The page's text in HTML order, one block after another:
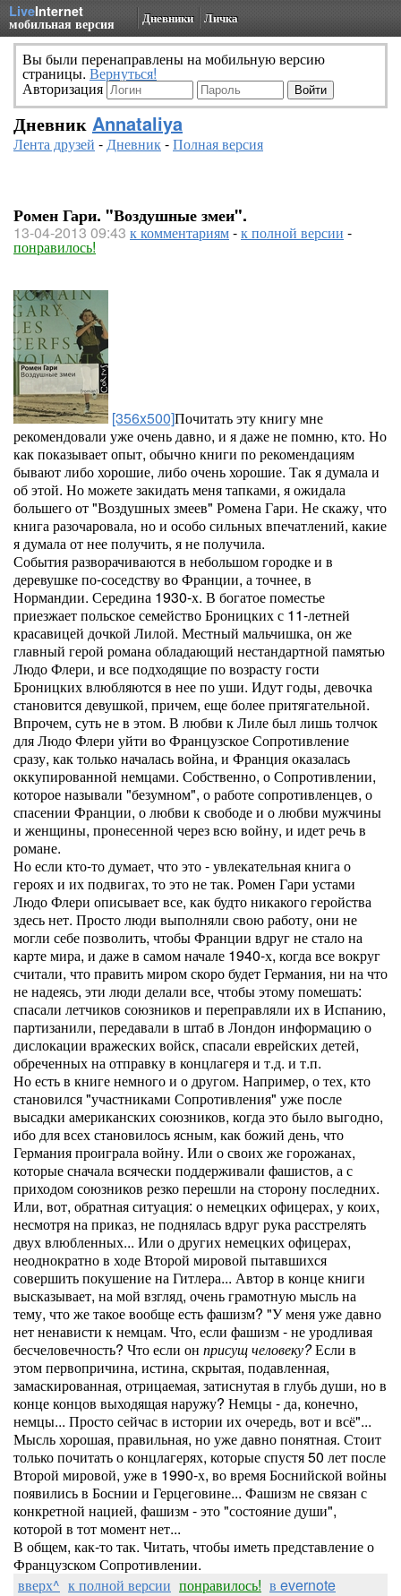
LiveInternet
мобильная версия Дневники Личка
Вы были перенаправлены на мобильную версию
страницы. Вернуться!
Авторизация
Дневник Annataliya
Лента друзей -Дневник-Полная версия
Ромен Гари. "Воздушные змеи".
13-04-2013 09:43 к комментариям-к полной версии -
понравилось!
[356x500]Почитать эту книгу мне
рекомендовали уже очень давно, и я даже не помню, кто. Но
как показывает опыт, обычно книги по рекомендациям
бывают либо хорошие, либо очень хорошие. Так я думала и
об этой. Но можете закидать меня тапками, я ожидала
большего от "Воздушных змеев" Ромена Гари. Не скажу, что
книга разочаровала, но и особо сильных впечатлений, какие
я думала от нее получить, я не получила.
События разворачиваются в небольшом городке и в
деревушке по-соседству во Франции, а точнее, в
Нормандии. Середина 1930-х. В богатое поместье
приезжает польское семейство Броницких с 11-летней
красавицей дочкой Лилой. Местный мальчишка, он же
главный герой романа обладающий нестандартной памятью
Людо Флери, и все подходящие по возрасту гости
Броницких влюбляются в нее по уши. Идут годы, девочка
становится девушкой, причем, еще более притягательной.
Впрочем, суть не в этом. В любви к Лиле был лишь толчок
для Людо Флери уйти во Французское Сопротивление
сразу, как только началась война, и Франция оказалась
оккупированной немцами. Собственно, о Сопротивлении,
которое называли "безумном", о работе сопротивленцев, о
спасении Франции, о любви к свободе и о любви мужчины
и женщины, пронесенной через всю войну, и идет речь в
романе.
Но если кто-то думает, что это - увлекательная книга о
героях и их подвигах, то это не так. Ромен Гари устами
Людо Флери описывает все, как будто никакого геройства
здесь нет. Просто люди выполняли свою работу, они не
могли себе позволить, чтобы Франции вдруг не стало на
карте мира, и даже в самом начале 1940-х, когда все вокруг
считали, что править миром скоро будет Германия, ни на что
не надеясь, эти люди делали все, чтобы этому помешать:
спасали летчиков союзников и переправляли их в Испанию,
партизанили, передавали в штаб в Лондон информацию о
дислокации вражеских войск, спасали еврейских детей,
обреченных на отправку в концлагеря и т.д. и т.п.
Но есть в книге немного и о другом. Например, о тех, кто
становился "участниками Сопротивления" уже после
высадки американских союзников, когда это было выгодно,
ибо для всех становилось ясным, как божий день, что
Германия проиграла войну. Или о своих же горожанах,
которые сначала всячески поддерживали фашистов, а с
приходом союзников резко перешли на сторону последних.
Или, вот, обратная ситуация: о немецких офицерах, у коих,
несмотря на приказ, не поднялась вдруг рука расстрелять
двух влюбленных... Или о других немецких офицерах,
неоднократно в ходе Второй мировой пытавшихся
совершить покушение на Гитлера... Автор в конце книги
высказывает, на мой взгляд, очень грамотную мысль на
тему, что же такое вообще есть фашизм? "У меня уже давно
нет ненависти к немцам. Что, если фашизм - не уродливая
бесчеловечность? Что если он присущ человеку?Если в
этом первопричина, истина, скрытая, подавленная,
замаскированная, отрицаемая, затиснутая в глубь души, но в
конце концов выходящая наружу? Немцы - да, конечно,
немцы... Просто сейчас в истории их очередь, вот и всё"...
Мысль хорошая, правильная, но уже давно понятная. Стоит
только почитать о концлагерях, которые спустя 50 лет после
Второй мировой, уже в 1990-х, во время Боснийской войны
появились в Боснии и Герцеговине... Фашизм не связан с
конкретной нацией, фашизм - это "состояние души",
которой в тот момент нет...
В общем, как-то так. Читать, чтобы иметь представление о
Французском Сопротивлении.
вверх^ к полной версии понравилось! в evernote